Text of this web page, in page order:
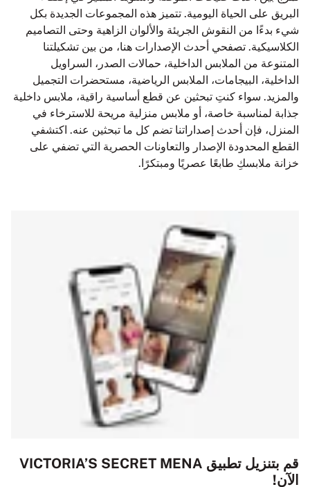
البريق على الحياة اليومية. تتميز هذه المجموعات الجديدة بكل
شيء بدءًا من النقوش الجريئة والألوان الزاهية وحتى التصاميم
الكلاسيكية. تصفحي أحدث الإصدارات هنا، من بين تشكيلتنا
المتنوعة من الملابس الداخلية، حمالات الصدر، السراويل
الداخلية، البيجامات، الملابس الرياضية، مستحضرات التجميل
والمزيد. سواء كنتِ تبحثين عن قطع أساسية راقية، ملابس داخلية
جذابة لمناسبة خاصة، أو ملابس منزلية مريحة للاسترخاء في
المنزل، فإن أحدث إصداراتنا تضم كل ما تبحثين عنه. اكتشفي
القطع المحدودة الإصدار والتعاونات الحصرية التي تضفي على
خزانة ملابسكِ طابعًا عصريًا ومبتكرًا.
قم بتنزيل تطبيق VICTORIA’S SECRET MENA
الآن!